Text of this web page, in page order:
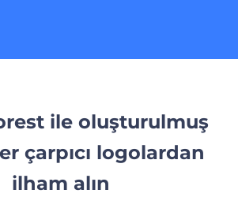
ile oluşturulmuş
çarpıcı logolardan
ilham alın